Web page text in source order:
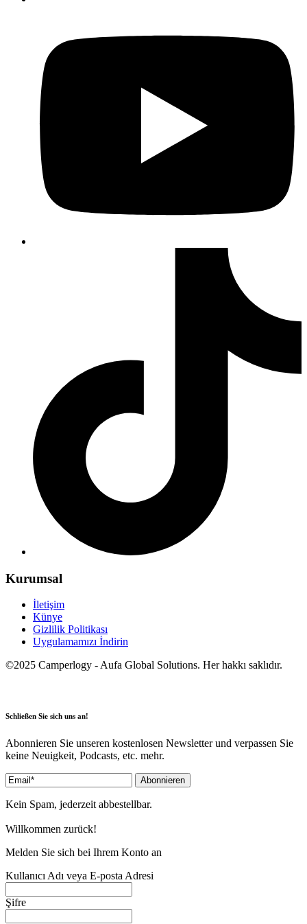
Kurumsal
İletişim
Künye
Gizlilik Politikası
Uygulamamızı İndirin
©2025 Camperlogy - Aufa Global Solutions. Her hakkı saklıdır.
Schließen Sie sich uns an!
Abonnieren Sie unseren kostenlosen Newsletter und verpassen Sie
keine Neuigkeit, Podcasts, etc. mehr.
Kein Spam, jederzeit abbestellbar.
Willkommen zurück!
Melden Sie sich bei Ihrem Konto an
Kullanıcı Adı veya E-posta Adresi
Şifre